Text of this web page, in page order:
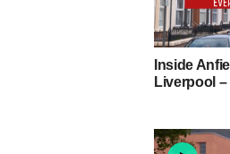
Inside
Liverpool